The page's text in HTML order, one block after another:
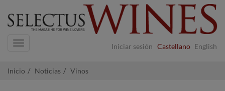
Iniciar sesión Castellano English
Navigation
Inicio Noticias Vinos